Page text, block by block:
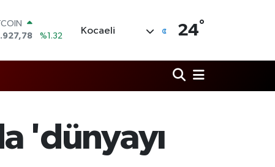
%0.08
%-0.02
%11
Kocaeli 24°
'dünyayı